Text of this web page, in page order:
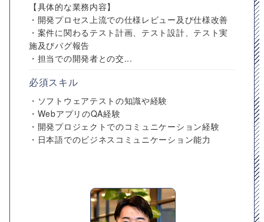
【具体的な業務内容】
・開発プロセス上流での仕様レビュー及び仕様改善
・案件に関わるテスト計画、テスト設計、テスト実
施及びバグ報告
・担当での開発者との交...
必須スキル
・ソフトウェアテストの知識や経験
・WebアプリのQA経験
・開発プロジェクトでのコミュニケーション経験
・日本語でのビジネスコミュニケーション能力